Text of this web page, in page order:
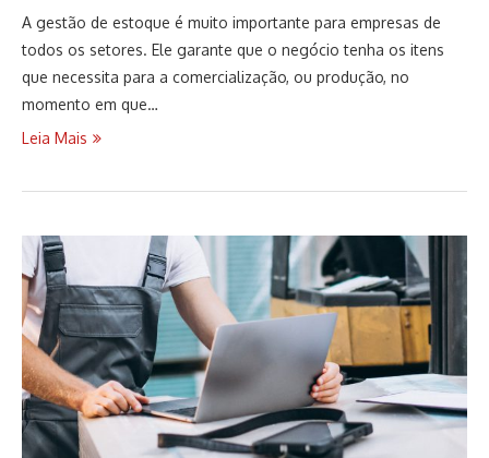
A gestão de estoque é muito importante para empresas de
todos os setores. Ele garante que o negócio tenha os itens
que necessita para a comercialização, ou produção, no
momento em que…
Leia Mais